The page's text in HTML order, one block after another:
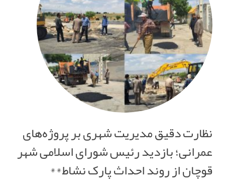
نظارت دقیق مدیریت شهری بر پروژه‌های
عمرانی؛ بازدید رئیس شورای اسلامی شهر
قوچان از روند احداث پارک نشاط**